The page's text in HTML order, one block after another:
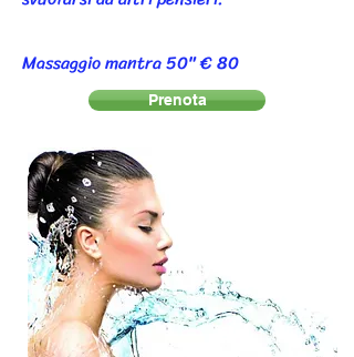
Massaggio mantra 50" € 80
Prenota